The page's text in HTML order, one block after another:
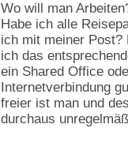
Wo will man
Habe ich alle
ich mit meiner Post?
ich das
ein Shared Office
Internetverbindung
freier ist man und
durchaus